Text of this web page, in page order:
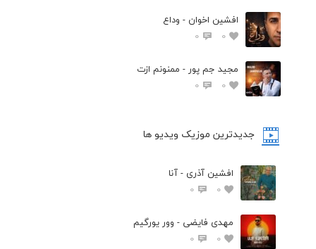
افشين اخوان - وداع
0
0
مجید جم پور - ممنونم ازت
0
0
جدیدترین موزیک ویدیو ها
افشین آذری - آنا
0
0
مهدی فایضی - وور یورگیم
0
0